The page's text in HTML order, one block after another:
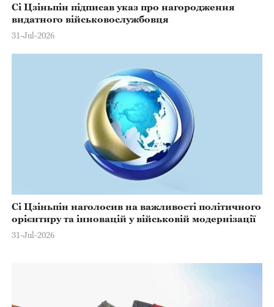
Сі Цзіньпін підписав указ про нагородження
видатного військовослужбовця
31-Jul-2026
Сі Цзіньпін наголосив на важливості політичного
орієнтиру та інновацій у військовій модернізації
31-Jul-2026